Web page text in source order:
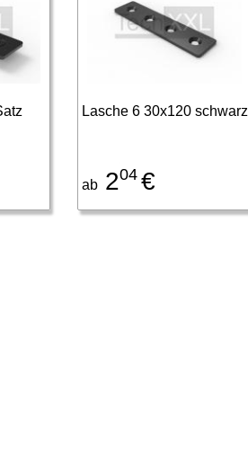
Lasche 6 30x120 schwarz
ab204 €